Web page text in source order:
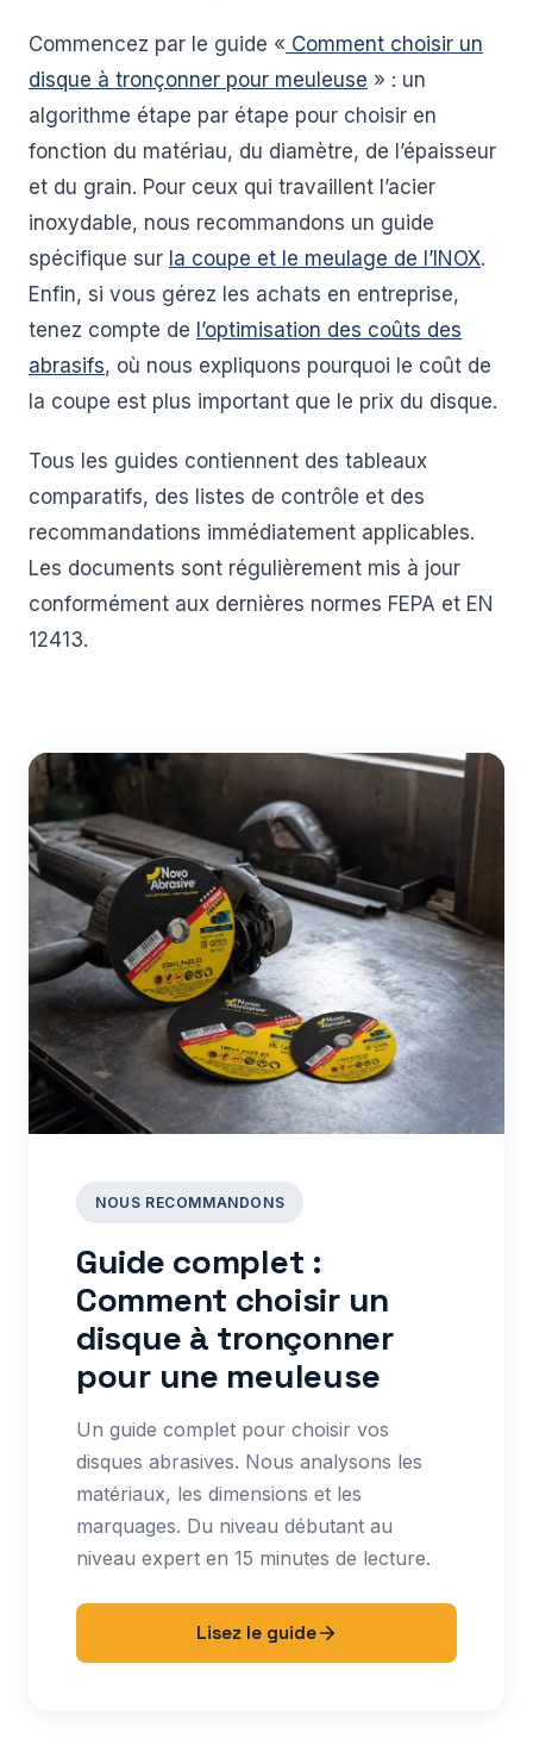
Commencez par le guide « Comment choisir un
disque à tronçonner pour meuleuse » : un
algorithme étape par étape pour choisir en
fonction du matériau, du diamètre, de l’épaisseur
et du grain. Pour ceux qui travaillent l’acier
inoxydable, nous recommandons un guide
spécifique sur la coupe et le meulage de l’INOX.
Enfin, si vous gérez les achats en entreprise,
tenez compte de l’optimisation des coûts des
abrasifs, où nous expliquons pourquoi le coût de
la coupe est plus important que le prix du disque.
Tous les guides contiennent des tableaux
comparatifs, des listes de contrôle et des
recommandations immédiatement applicables.
Les documents sont régulièrement mis à jour
conformément aux dernières normes FEPA et EN
12413.
NOUS RECOMMANDONS
Guide complet :
Comment choisir un
disque à tronçonner
pour une meuleuse
Un guide complet pour choisir vos
disques abrasives. Nous analysons les
matériaux, les dimensions et les
marquages. Du niveau débutant au
niveau expert en 15 minutes de lecture.
Lisez le guide